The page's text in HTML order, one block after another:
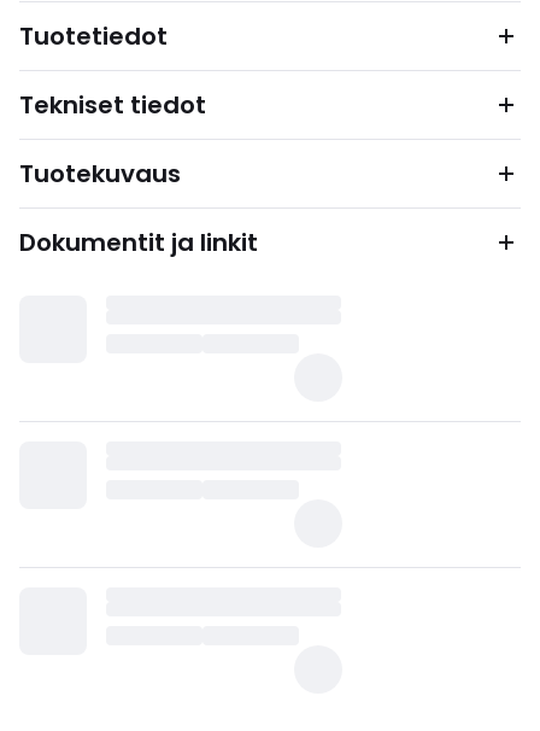
Tuotetiedot
Tekniset tiedot
Tuotekuvaus
Dokumentit ja linkit